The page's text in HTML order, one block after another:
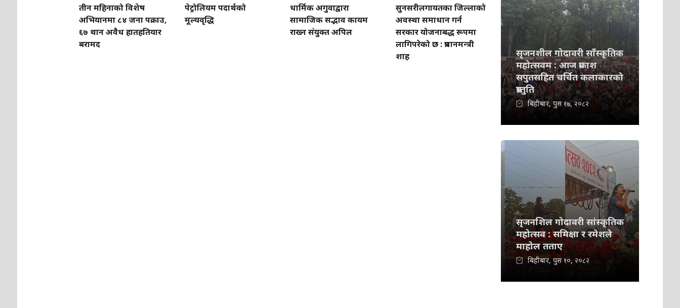
तीन महिनाको विशेष
अभियानमा ८४ जना पक्राउ,
६७ थान अवैध हातहतियार
बरामद
पेट्रोलियम पदार्थको
मूल्यवृद्धि
धार्मिक अगुवाद्वारा
सामाजिक सद्भाव कायम
राख्न संयुक्त अपिल
सुनसरीलगायतका जिल्लाको
अवस्था समाधान गर्न
सरकार योजनाबद्ध रूपमा
लागिपरेको छ : प्रधानमन्त्री
शाह
सृजनशील गोदावरी साँस्कृतिक
महोत्सवम : आज प्रकाश
सपुतसहित चर्चित कलाकारको
प्रस्तुति
बिहीबार, पुस १७, २०८२
सृजनशिल गोदावरी सांस्कृतिक
महोत्सव : समिक्षा र रमेशले
माहोल तताए
बिहीबार, पुस १०, २०८२